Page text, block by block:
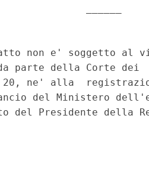
non e' soggetto al
parte della Corte
20, ne' alla
del Ministero